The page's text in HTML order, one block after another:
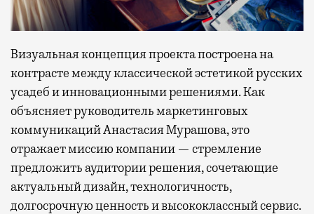
Визуальная концепция проекта построена на
контрасте между классической эстетикой русских
усадеб и инновационными решениями. Как
объясняет руководитель маркетинговых
коммуникаций Анастасия Мурашова, это
отражает миссию компании — стремление
предложить аудитории решения, сочетающие
актуальный дизайн, технологичность,
долгосрочную ценность и высококлассный сервис.